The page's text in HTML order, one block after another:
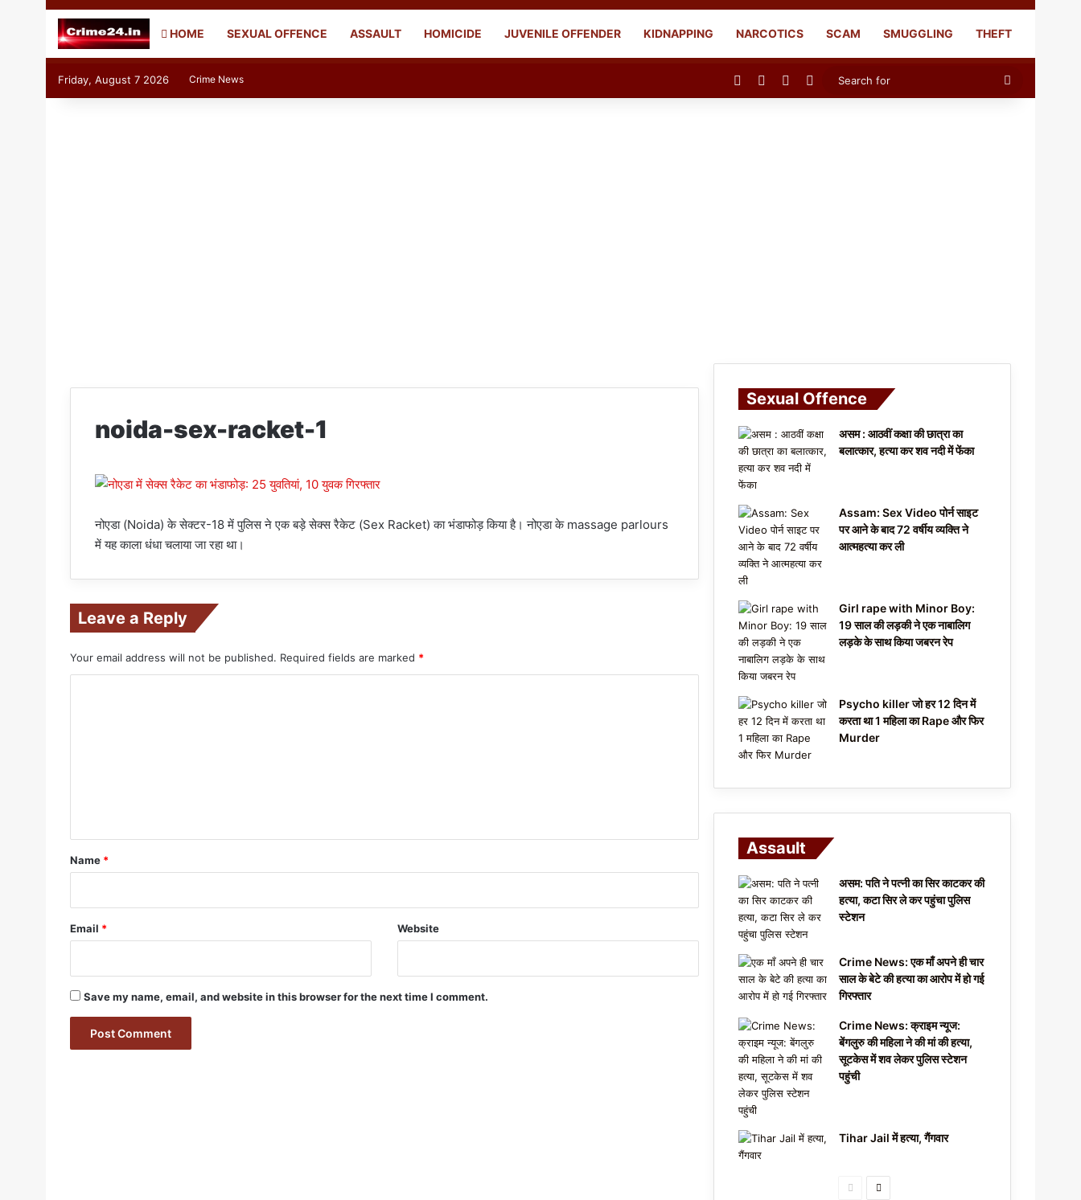
HOME SEXUAL OFFENCE ASSAULT HOMICIDE JUVENILE OFFENDER KIDNAPPING NARCOTICS SCAM SMUGGLING THEFT
Friday, August 7 2026 Crime News Facebook YouTubeInstagram
noida-sex-racket-1
नोएडा (Noida) के सेक्टर-18 में पुलिस ने एक बड़े सेक्स रैकेट (Sex Racket) का भंडाफोड़ किया है। नोएडा के massage parlours
में यह काला धंधा चलाया जा रहा था।
Leave a Reply
Your email address will not be published. Required fields are marked *
*
Name *
Email * Website
Save my name, email, and website in this browser for the next time I comment.
Sexual Offence
असम : आठवीं कक्षा की छात्रा का
बलात्कार, हत्या कर शव नदी में फेंका
Assam: Sex Video पोर्न साइट
पर आने के बाद 72 वर्षीय व्यक्ति ने
आत्महत्या कर ली
Girl rape with Minor Boy:
19 साल की लड़की ने एक नाबालिग
लड़के के साथ किया जबरन रेप
Psycho killer जो हर 12 दिन में
करता था 1 महिला का Rape और फिर
Murder
Assault
असम: पति ने पत्नी का सिर काटकर की
हत्या, कटा सिर ले कर पहुंचा पुलिस
स्टेशन
Crime News: एक माँ अपने ही चार
साल के बेटे की हत्या का आरोप में हो गई
गिरफ्तार
Crime News: क्राइम न्यूज:
बेंगलुरु की महिला ने की मां की हत्या,
सूटकेस में शव लेकर पुलिस स्टेशन
पहुंची
Tihar Jail में हत्या, गैंगवार